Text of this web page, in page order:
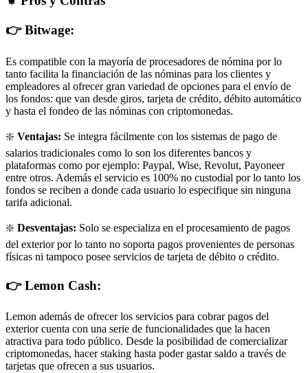
👉 Bitwage:
Es compatible con la mayoría de procesadores de nómina por lo
tanto facilita la financiación de las nóminas para los clientes y
empleadores al ofrecer gran variedad de opciones para el envío de
los fondos: que van desde giros, tarjeta de crédito, débito automático
y hasta el fondeo de las nóminas con criptomonedas.
❇️ Ventajas: Se integra fácilmente con los sistemas de pago de
salarios tradicionales como lo son los diferentes bancos y
plataformas como por ejemplo: Paypal, Wise, Revolut, Payoneer
entre otros. Además el servicio es 100% no custodial por lo tanto los
fondos se reciben a donde cada usuario lo especifique sin ninguna
tarifa adicional.
❇️ Desventajas: Solo se especializa en el procesamiento de pagos
del exterior por lo tanto no soporta pagos provenientes de personas
físicas ni tampoco posee servicios de tarjeta de débito o crédito.
👉 Lemon Cash:
Lemon además de ofrecer los servicios para cobrar pagos del
exterior cuenta con una serie de funcionalidades que la hacen
atractiva para todo público. Desde la posibilidad de comercializar
criptomonedas, hacer staking hasta poder gastar saldo a través de
tarjetas que ofrecen a sus usuarios.